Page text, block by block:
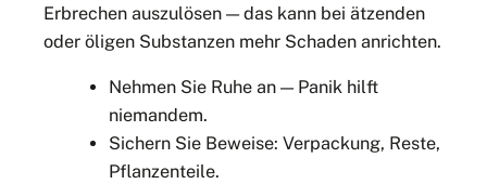
Erbrechen auszulösen — das kann bei ätzenden
oder öligen Substanzen mehr Schaden anrichten.
Nehmen Sie Ruhe an — Panik hilft
niemandem.
Sichern Sie Beweise: Verpackung, Reste,
Pflanzenteile.